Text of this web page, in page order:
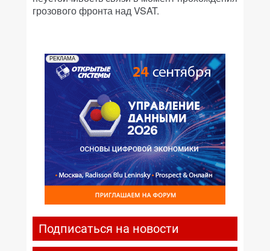
грозового фронта над VSAT.
РЕКЛАМА
Подписаться на новости